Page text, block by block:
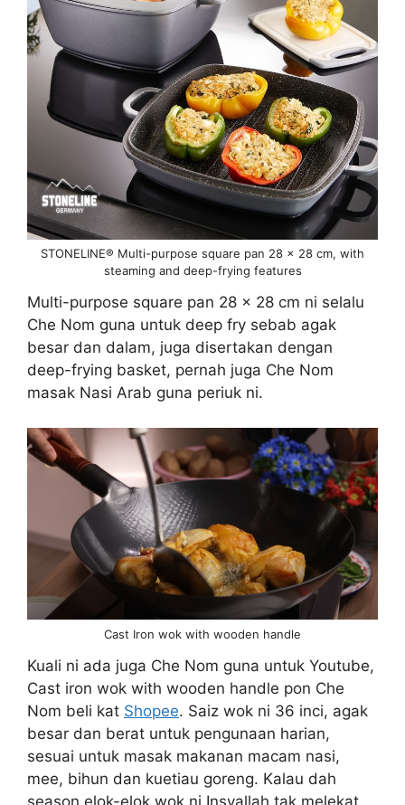
STONELINE® Multi-purpose square pan 28 x 28 cm, with
steaming and deep-frying features
Multi-purpose square pan 28 x 28 cm ni selalu
Che Nom guna untuk deep fry sebab agak
besar dan dalam, juga disertakan dengan
deep-frying basket, pernah juga Che Nom
masak Nasi Arab guna periuk ni.
Cast Iron wok with wooden handle
Kuali ni ada juga Che Nom guna untuk Youtube,
Cast iron wok with wooden handle pon Che
Nom beli kat Shopee. Saiz wok ni 36 inci, agak
besar dan berat untuk pengunaan harian,
sesuai untuk masak makanan macam nasi,
mee, bihun dan kuetiau goreng. Kalau dah
season elok-elok wok ni Insyallah tak melekat